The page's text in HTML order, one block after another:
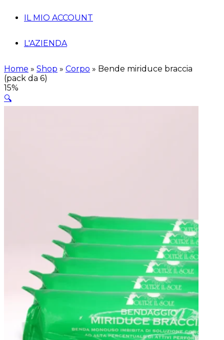
IL MIO ACCOUNT
L'AZIENDA
Home » Shop » Corpo » Bende miriduce braccia
(pack da 6)
15%
🔍